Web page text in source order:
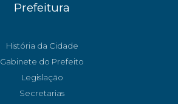
Prefeitura
História da Cidade
Gabinete do Prefeito
Legislação
Secretarias